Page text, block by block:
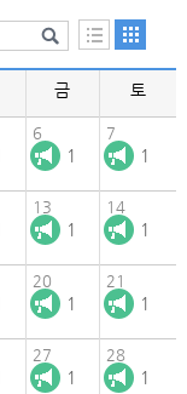
금 토
6
1
7
1
13
1
14
1
20
1
21
1
27
1
28
1